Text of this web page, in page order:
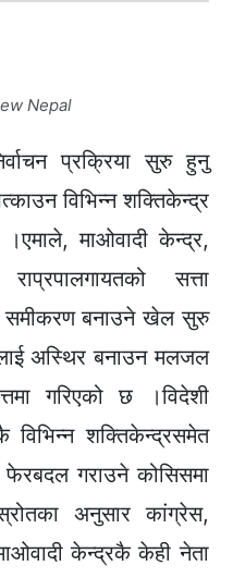
Nepal
प्रक्रिया सुरु हुनु
विभिन्न शक्तिकेन्द्र
माओवादी केन्द्र,
सत्ता
समीकरण बनाउने खेल सुरु
अस्थिर बनाउन मलजल
गरिएको छ ।विदेशी
विभिन्न शक्तिकेन्द्रसमेत
गराउने कोसिसमा
अनुसार कांग्रेस,
केन्द्रकै केही नेता